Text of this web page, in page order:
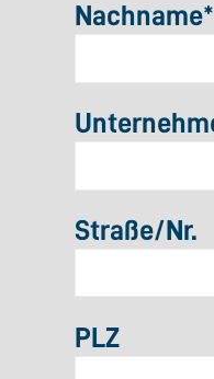
Nachname*
Straße/Nr.
PLZ